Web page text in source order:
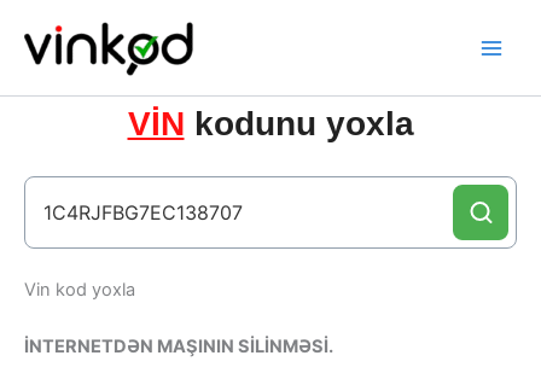
content
VİN kodunu yoxla
Vin kod yoxla
İNTERNETDƏN MAŞININ SİLİNMƏSİ.